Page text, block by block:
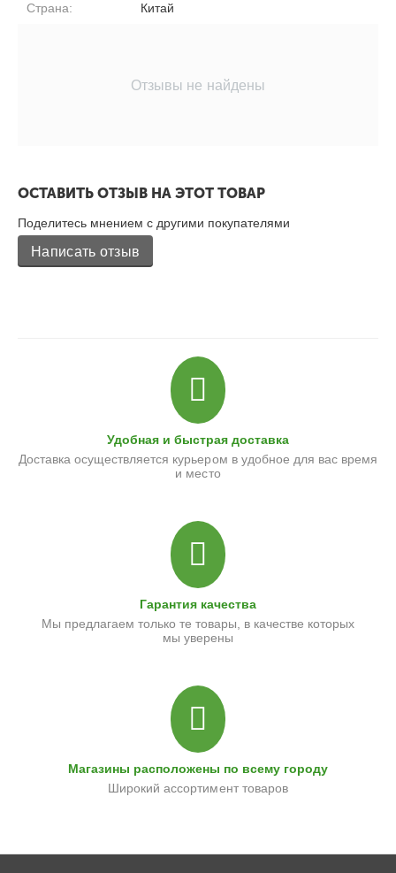
Страна:
Китай
Отзывы не найдены
ОСТАВИТЬ ОТЗЫВ НА ЭТОТ ТОВАР
Поделитесь мнением с другими покупателями
Написать отзыв
Удобная и быстрая доставка
Доставка осуществляется курьером в удобное для вас время
и место
Гарантия качества
Мы предлагаем только те товары, в качестве которых
мы уверены
Магазины расположены по всему городу
Широкий ассортимент товаров